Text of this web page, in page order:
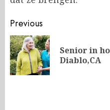
Post
navigation
Previous
Senior in
Diablo,CA